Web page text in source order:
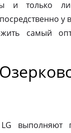
и только
у
самый
выполняют